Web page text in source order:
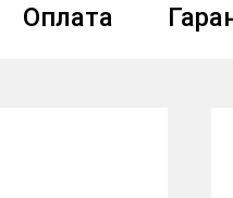
Оплата